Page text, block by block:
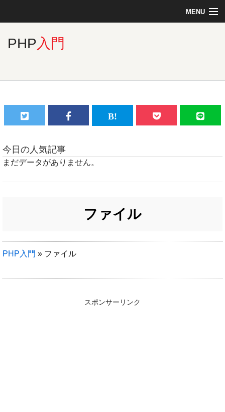
MENU
Top
MySQL
jQueryプラグイン
PHP入門
今日の人気記事
まだデータがありません。
ファイル
PHP入門 » ファイル
スポンサーリンク